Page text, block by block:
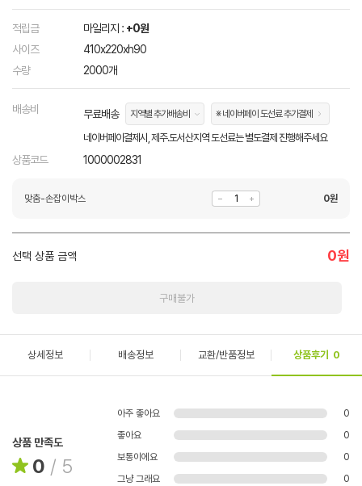
적립금 마일리지 : +0원
사이즈
410x220xh90
수량
2000개
배송비 무료배송 지역별 추가배송비 ※ 네이버페이 도선료 추가결제
네이버페이결제시, 제주.도서산지역 도선료는 별도결제 진행해주세요
상품코드 1000002831
맞춤-손잡이박스 0원
선택 상품 금액 0원
구매불가
상세정보 배송정보 교환/반품정보 상품후기 0
상품 만족도
0 / 5
아주 좋아요
0
좋아요
0
보통이에요
0
그냥 그래요
0